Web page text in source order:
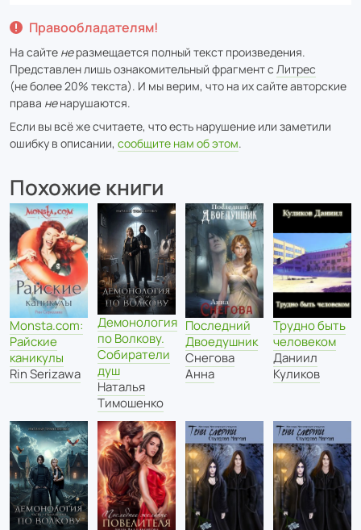
Правообладателям!
На сайте неразмещается полный текст произведения.
Представлен лишь ознакомительный фрагмент с Литрес
(не более 20% текста). И мы верим, что на их сайте авторские
права ненарушаются.
Если вы всё же считаете, что есть нарушение или заметили
ошибку в описании, сообщите нам об этом.
Похожие книги
Monsta.com:
Райские
каникулы
Rin Serizawa
Демонология
по Волкову.
Собиратели
душ
Наталья
Тимошенко
Последний
Двоедушник
Снегова
Анна
Трудно быть
человеком
Даниил
Куликов